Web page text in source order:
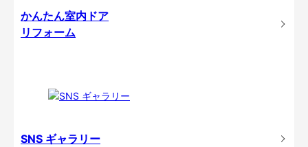
かんたん室内ドア
リフォーム
SNS ギャラリー